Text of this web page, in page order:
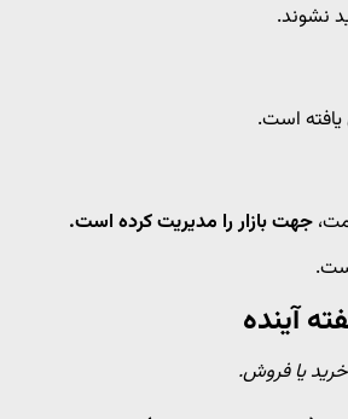
نشوند.
یافته است.
جهت بازار را مدیریت کرده است.
آینده
یا فروش.